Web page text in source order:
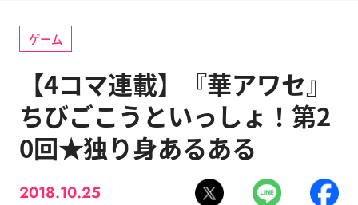
ゲーム
【4コマ連載】『華アワセ』
ちびごこうといっしょ！第2
0回★独り身あるある
2018.10.25